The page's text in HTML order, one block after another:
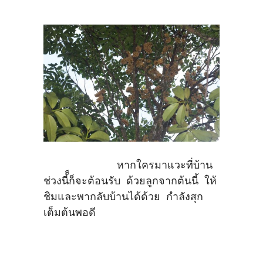
หากใครมาแวะที่บ้าน
ช่วงนี้็ก็จะต้อนรับ ด้วยลูกจากต้นนี้ ให้
ชิมและพากลับบ้านได้ด้วย กำลังสุก
เต็มต้นพอดี